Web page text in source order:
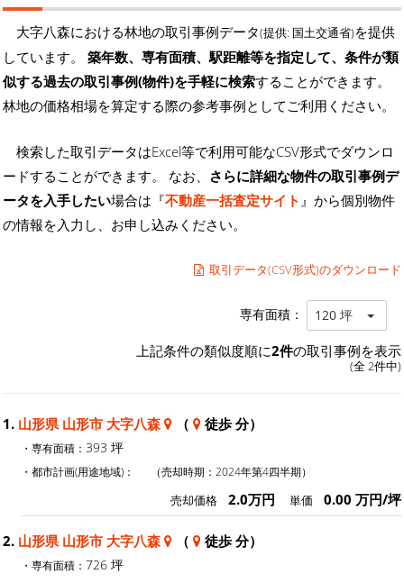
大字八森における林地の取引事例データ(提供: 国土交通省)を提供
しています。 築年数、専有面積、駅距離等を指定して、条件が類
似する過去の取引事例(物件)を手軽に検索することができます。
林地の価格相場を算定する際の参考事例としてご利用ください。
検索した取引データはExcel等で利用可能なCSV形式でダウンロ
ードすることができます。 なお、 さらに詳細な物件の取引事例デ
ータを入手したい場合は『不動産一括査定サイト 』から個別物件
の情報を入力し、お申し込みください。
取引データ(CSV形式)のダウンロード
専有面積： 120 坪
上記条件の類似度順に2件の取引事例を表示
(全 2件中)
1. 山形県 山形市 大字八森 （ 徒歩 分）
・専有面積： 393 坪
・都市計画(用途地域)： （売却時期：2024年第4四半期）
売却価格 2.0万円 単価 0.00 万円/坪
2. 山形県 山形市 大字八森 （ 徒歩 分）
・専有面積： 726 坪